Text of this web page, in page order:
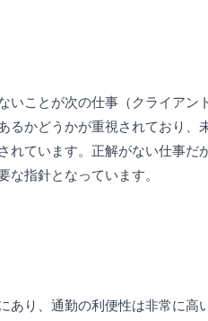
いことが次の仕事（クライアン
るかどうかが重視されており、
れています。正解がない仕事だ
指針となっています。
あり、通勤の利便性は非常に高